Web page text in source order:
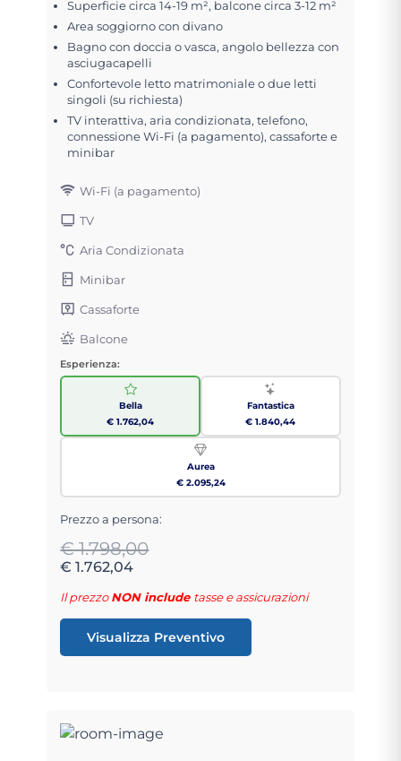
Superficie circa 14-19 m², balcone circa 3-12 m²
Area soggiorno con divano
Bagno con doccia o vasca, angolo bellezza con
asciugacapelli
Confortevole letto matrimoniale o due letti
singoli (su richiesta)
TV interattiva, aria condizionata, telefono,
connessione Wi-Fi (a pagamento), cassaforte e
minibar
Wi-Fi (a pagamento)
TV
Aria Condizionata
Minibar
Cassaforte
Balcone
Esperienza:
Bella
€ 1.762,04
Fantastica
€ 1.840,44
Aurea
€ 2.095,24
Prezzo a persona:
€ 1.798,00
€ 1.762,04
Il prezzoNON include tasse e assicurazioni
Visualizza Preventivo